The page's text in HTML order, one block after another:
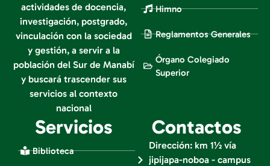
actividades de docencia,
investigación, postgrado,
vinculación con la sociedad
y gestión, a servir a la
población del Sur de Manabí
y buscará trascender sus
servicios al contexto
nacional
Himno
Reglamentos Generales
Órgano Colegiado
Superior
Servicios
Biblioteca
Contactos
Dirección: km 1½ vía
jipijapa-noboa - campus